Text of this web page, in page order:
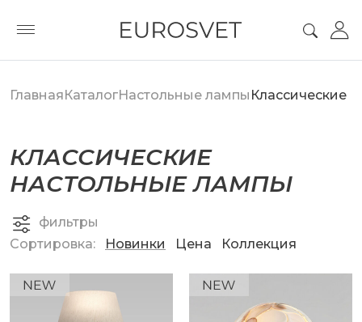
ГлавнаяКаталогНастольные лампы Классические
КЛАССИЧЕСКИЕ
НАСТОЛЬНЫЕ ЛАМПЫ
фильтры
Сортировка:
Новинки Цена Коллекция